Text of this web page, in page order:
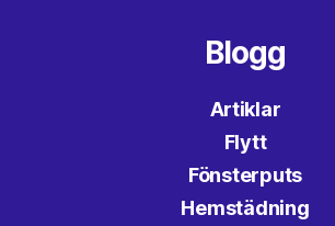
Blogg
Artiklar
Flytt
Fönsterputs
Hemstädning